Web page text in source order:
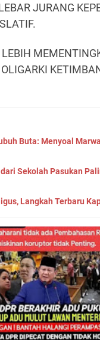
JURANG
Buta: Menyoal
Sekolah Pasukan
Langkah Terbaru